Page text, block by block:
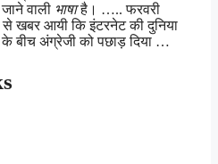
वाली भाषाहै। ….. फरवरी
खबर आयी कि इंटरनेट की दुनिया
बीच अंग्रेजी को पछाड़ दिया …